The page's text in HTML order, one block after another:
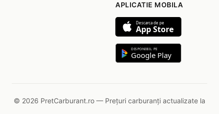
APLICATIE MOBILA
Descarca de pe
App Store
DISPONIBIL PE
Google Play
© 2026 PretCarburant.ro — Prețuri carburanți actualizate la